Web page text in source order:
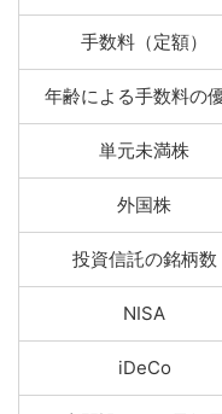
手数料（定額）
年齢による手数料の
単元未満株
外国株
投資信託の銘柄数
NISA
iDeCo